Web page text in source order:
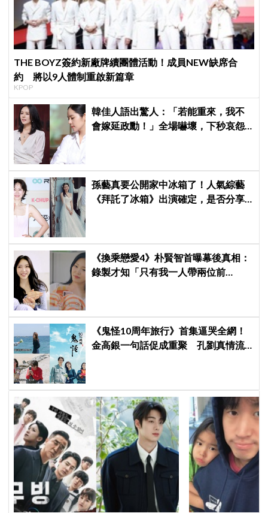
THE BOYZ簽約新廠牌續團體活動！成員NEW缺席合
約 將以9人體制重啟新篇章
KPOP
韓佳人語出驚人：「若能重來，我不
會嫁延政勳！」全場嚇壞，下秒哀怨
孫藝真要公開家中冰箱了！人氣綜藝
《拜託了冰箱》出演確定，是否分享
《換乘戀愛4》朴賢智首曝幕後真相：
錄製才知「只有我一人帶兩位前
《鬼怪10周年旅行》首集逼哭全網！
金高銀一句話促成重聚 孔劉真情流